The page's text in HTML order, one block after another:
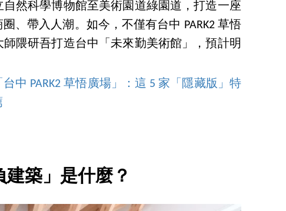
然科學博物館至美術園道綠園道，打造一座
、帶入人潮。如今，不僅有台中 PARK2 草悟
隈研吾打造台中「未來勤美術館」，預計明
中 PARK2 草悟廣場」：這 5 家「隱藏版」特
建築」是什麼？